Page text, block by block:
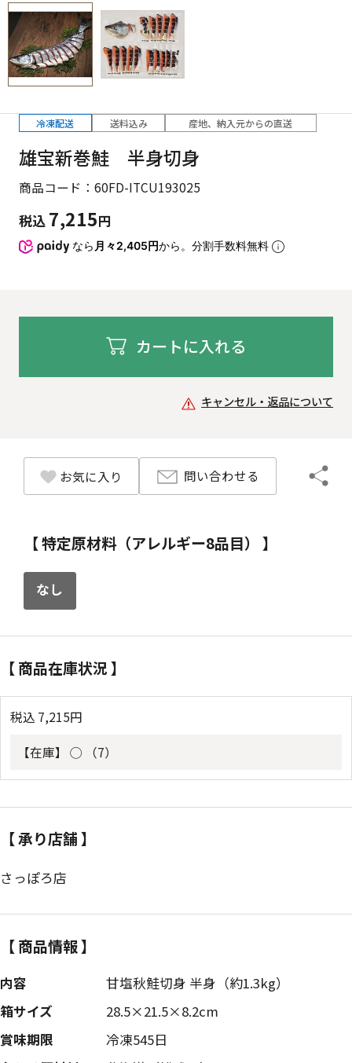
冷凍配送 送料込み 産地、納入元からの直送
雄宝新巻鮭 半身切身
商品コード：60FD-ITCU193025
税込 7,215円
なら 月々2,405円から。分割手数料無料
カートに入れる
キャンセル・返品について
お気に入り 問い合わせる
【 特定原材料（アレルギー8品目） 】
なし
【 商品在庫状況 】
税込 7,215円
【在庫】 ◯ （7）
【 承り店舗 】
さっぽろ店
【 商品情報 】
内容
甘塩秋鮭切身 半身（約1.3kg）
箱サイズ
28.5×21.5×8.2cm
賞味期限
冷凍545日